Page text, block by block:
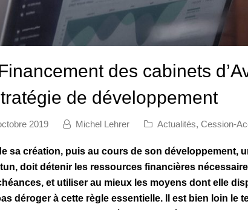
des cabinets
de développement
2019 Michel Lehrer Actualités, Cession-
sa création, puis au cours de son développement,
doit détenir les ressources financières
et utiliser au mieux les moyens dont elle
déroger à cette règle essentielle. Il est bien loin le